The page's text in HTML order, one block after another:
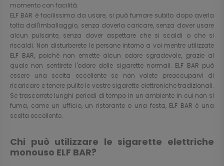
momento con facilità.
ELF BAR è facilissima da usare, si può fumare subito dopo averla
tolta dall'imballaggio, senza doverla caricare, senza dover usare
alcun pulsante, senza dover aspettare che si scaldi o che si
riscaldi. Non disturberete le persone intorno a voi mentre utilizzate
ELF BAR, poiché non emette alcun odore sgradevole, grazie al
quale non sentirete l'odore delle sigarette normali. ELF BAR può
essere una scelta eccellente se non volete preoccuparvi di
ricaricare e tenere pulite le vostre sigarette elettroniche tradizionali.
Se trascorrete lunghi periodi di tempo in un ambiente in cui non si
fuma, come un ufficio, un ristorante o una festa, ELF BAR è una
scelta eccellente.
Chi può utilizzare le sigarette elettriche
monouso ELF BAR?